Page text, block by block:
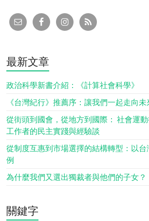
最新文章
政治科學新書介紹：《計算社會科學》
《台灣紀行》推薦序：讓我們一起走向
從街頭到國會，從地方到國際： 社會運
工作者的民主實踐與經驗談
從制度互惠到市場選擇的結構轉型：以
例
為什麼我們又選出獨裁者與他們的子女？
關鍵字